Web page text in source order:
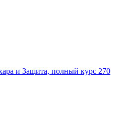
и Защита, полный курс 270